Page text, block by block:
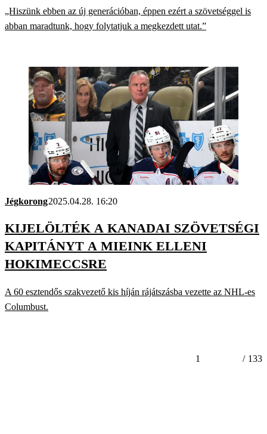
„Hiszünk ebben az új generációban, éppen ezért a szövetséggel is
abban maradtunk, hogy folytatjuk a megkezdett utat.”
Jégkorong2025.04.28. 16:20
KIJELÖLTÉK A KANADAI SZÖVETSÉGI
KAPITÁNYT A MIEINK ELLENI
HOKIMECCSRE
A 60 esztendős szakvezető kis híján rájátszásba vezette az NHL-es
Columbust.
1 / 133